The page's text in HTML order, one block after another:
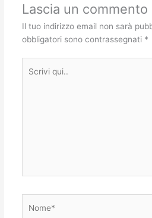
Lascia un commento
Il tuo indirizzo email non sarà
obbligatori sono contrassegnati *
qui..